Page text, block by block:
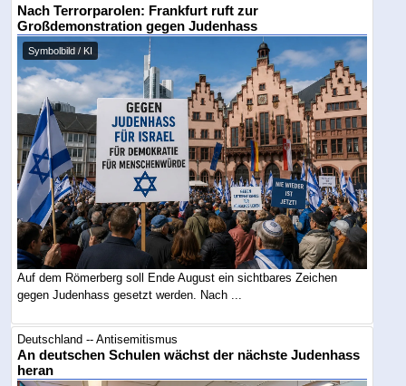
Nach Terrorparolen: Frankfurt ruft zur
Großdemonstration gegen Judenhass
Symbolbild / KI
Auf dem Römerberg soll Ende August ein sichtbares Zeichen
gegen Judenhass gesetzt werden. Nach ...
Deutschland -- Antisemitismus
An deutschen Schulen wächst der nächste Judenhass
heran